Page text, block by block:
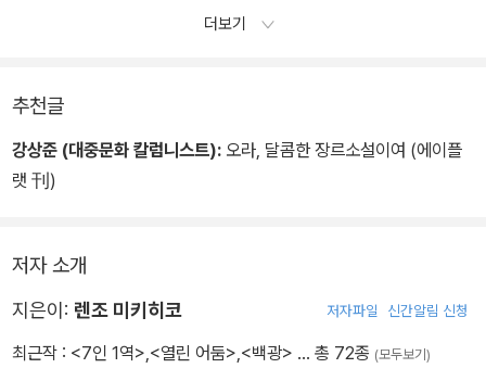
그대로 새우처럼 작은 몸을 뒤로 젖혀 그 아이의 시선은 미끄러지듯
텔 침대에서 밀회 중인 유키코를 떠올렸습니다. 나를 타인처럼 올려
이 윤곽선만 그려놓은초상화 같은 나오코의 얼굴은 심플한 그만큼 류
스케 씨와똑같은 얼굴을, 범죄의 또 하나의 증거를 분명하게 내 눈앞
구인지 겨우 알아봤는지, 놀라움과 동시에 반가운 표정을 지으며 부
르짖었습니다.
그것이 어른들의 범죄와도 같은 사랑 게임의 세 번째 크나큰 증거였
터 한 달여 동안이 집 안에는 추악한 현실밖에 없다고 생각했지만, 노
다. 아니, 노인의 머릿속에는 무시무시한 전쟁터가 있어서 그는 끝없
두 시간 전까지만 해도. 하지만 다케히코가 자신의 죄를 인정하고 자
수하러 간 것처럼 이 노인도 이제야 겨우 망상의 전쟁터에서의 싸움
쓴웃음을 지을 수밖에 없었지만, 생각해보니 웃을 일이아니었다. 시
고, 그 바람에 살해했을 가능성이 여전히 강하게 남아 있었기 때문이
다.
그렇게 생각하면서도 사토코는 짐짓 나무랐다.
분명 그렇게 말했다고 생각했다. 그리고는 유키코를 향해 ˝나를 보면
서도 이따금 세상 떠난 시어머니로 착각을 하시니까 네가 너그럽
더보기
추천글
강상준 (대중문화 칼럼니스트): 오라, 달콤한 장르소설이여 (에이플
랫 刊)
저자 소개
지은이: 렌조 미키히코 저자파일 신간알림 신청
최근작 : <7인 1역> <열린 어둠> <백광> … 총 72종 (모두보기)